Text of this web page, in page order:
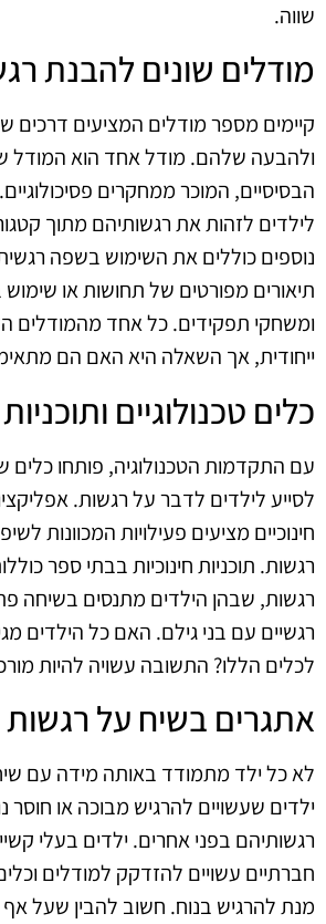
שווה.
מודלים שונים להבנת
קיימים מספר מודלים המציעים דרכים
ולהבעה שלהם. מודל אחד הוא
הבסיסיים, המוכר ממחקרים
לילדים לזהות את רגשותיהם מתוך
נוספים כוללים את השימוש בשפה
תיאורים מפורטים של תחושות או שימוש
ומשחקי תפקידים. כל אחד מהמודלים
ייחודית, אך השאלה היא האם הם
כלים טכנולוגיים
עם התקדמות הטכנולוגיה, פותחו
לסייע לילדים לדבר על רגשות.
חינוכיים מציעים פעילויות המכוונות
רגשות. תוכניות חינוכיות בבתי ספר
רגשות, שבהן הילדים מתנסים בשיחה
רגשיים עם בני גילם. האם כל הילדים
לכלים הללו? התשובה עשויה להיות
אתגרים בשיח על רגשות
לא כל ילד מתמודד באותה מידה עם
ילדים שעשויים להרגיש מבוכה או
רגשותיהם בפני אחרים. ילדים בעלי
חברתיים עשויים להזדקק למודלים
מנת להרגיש בנוח. חשוב להבין שעל אף